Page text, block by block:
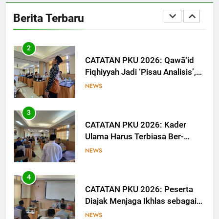
Berita Terbaru
Dorong Calon Ulama Tinggalkan
Jejak Digital melalui Tulisan dan
2
CATATAN PKU 2026: Qawā‘id
Fiqhiyyah Jadi ‘Pisau Analisis’,
Anggota PKU Hadapi Persoalan
NEWS
3
CATATAN PKU 2026: Kader
Ulama Harus Terbiasa Ber-
Munāẓarah
NEWS
4
CATATAN PKU 2026: Peserta
Diajak Menjaga Ikhlas sebagai
Ruh Ibadah
NEWS